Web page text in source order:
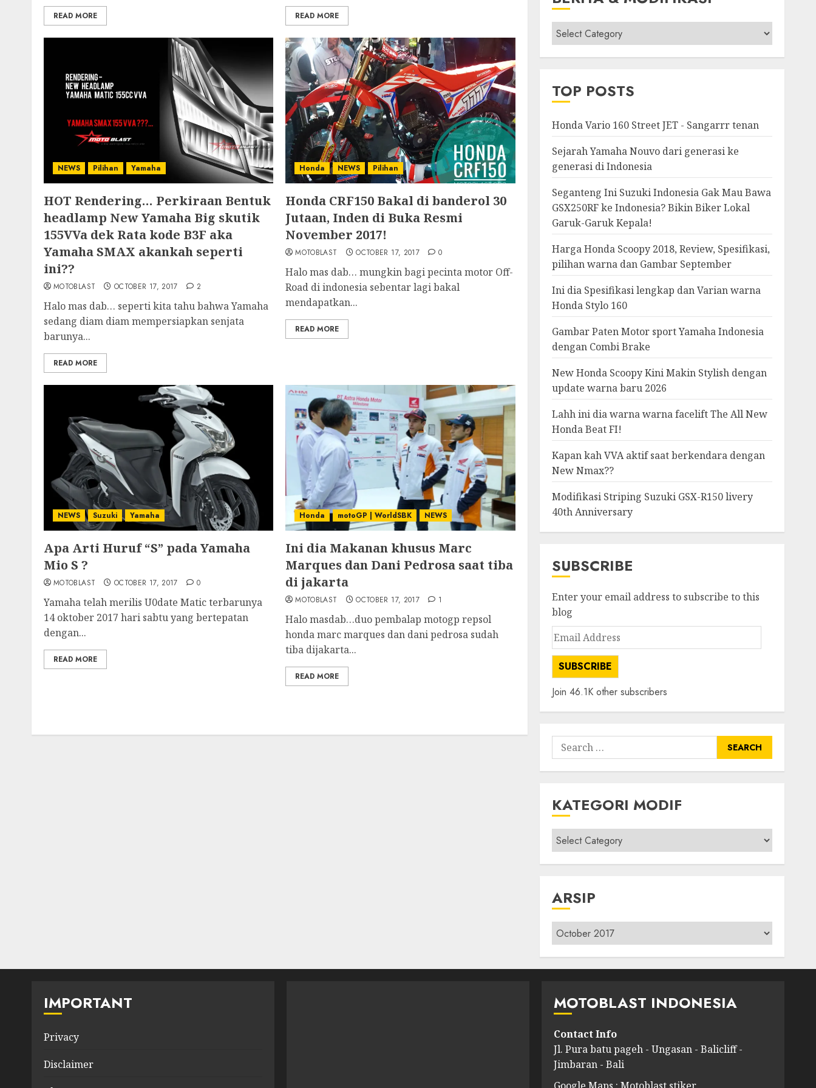
READ MORE READ MORE
NEWS Pilihan Yamaha
HOT Rendering… Perkiraan Bentuk
headlamp New Yamaha Big skutik
155VVa dek Rata kode B3F aka
Yamaha SMAX akankah seperti
ini??
MOTOBLAST OCTOBER 17, 2017 2
Halo mas dab… seperti kita tahu bahwa Yamaha
sedang diam diam mempersiapkan senjata
barunya...
READ MORE
Honda NEWS Pilihan
Honda CRF150 Bakal di banderol 30
Jutaan, Inden di Buka Resmi
November 2017!
MOTOBLAST OCTOBER 17, 2017 0
Halo mas dab… mungkin bagi pecinta motor Off-
Road di indonesia sebentar lagi bakal
mendapatkan...
READ MORE
NEWS Suzuki Yamaha
Apa Arti Huruf “S” pada Yamaha
Mio S ?
MOTOBLAST OCTOBER 17, 2017 0
Yamaha telah merilis U0date Matic terbarunya
14 oktober 2017 hari sabtu yang bertepatan
dengan...
READ MORE
Honda motoGP | WorldSBK NEWS
Ini dia Makanan khusus Marc
Marques dan Dani Pedrosa saat tiba
di jakarta
MOTOBLAST OCTOBER 17, 2017 1
Halo masdab…duo pembalap motogp repsol
honda marc marques dan dani pedrosa sudah
tiba dijakarta...
READ MORE
Berita
&
Modifikasi
TOP POSTS
Honda Vario 160 Street JET - Sangarrr tenan
Sejarah Yamaha Nouvo dari generasi ke
generasi di Indonesia
Seganteng Ini Suzuki Indonesia Gak Mau Bawa
GSX250RF ke Indonesia? Bikin Biker Lokal
Garuk-Garuk Kepala!
Harga Honda Scoopy 2018, Review, Spesifikasi,
pilihan warna dan Gambar September
Ini dia Spesifikasi lengkap dan Varian warna
Honda Stylo 160
Gambar Paten Motor sport Yamaha Indonesia
dengan Combi Brake
New Honda Scoopy Kini Makin Stylish dengan
update warna baru 2026
Lahh ini dia warna warna facelift The All New
Honda Beat FI!
Kapan kah VVA aktif saat berkendara dengan
New Nmax??
Modifikasi Striping Suzuki GSX-R150 livery
40th Anniversary
SUBSCRIBE
Enter your email address to subscribe to this
blog
Email
Address
SUBSCRIBE
Join 46.1K other subscribers
Search
for:
KATEGORI MODIF
Kategori
modif
ARSIP
Arsip
IMPORTANT
Privacy
Disclaimer
MOTOBLAST INDONESIA
Contact Info
Jl. Pura batu pageh - Ungasan - Balicliff -
Jimbaran - Bali